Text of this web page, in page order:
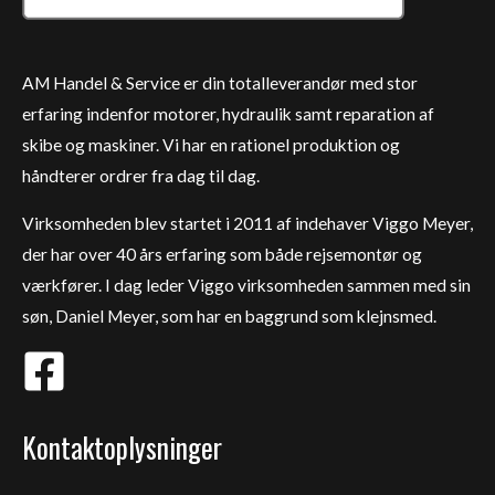
AM Handel & Service er din totalleverandør med stor
erfaring indenfor motorer, hydraulik samt reparation af
skibe og maskiner. Vi har en rationel produktion og
håndterer ordrer fra dag til dag.
Virksomheden blev startet i 2011 af indehaver Viggo Meyer,
der har over 40 års erfaring som både rejsemontør og
værkfører. I dag leder Viggo virksomheden sammen med sin
søn, Daniel Meyer, som har en baggrund som klejnsmed.
Kontaktoplysninger